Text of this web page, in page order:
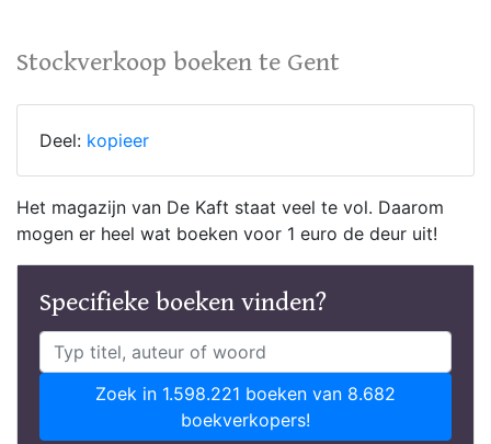
Stockverkoop boeken te Gent
Deel: kopieer
Het magazijn van De Kaft staat veel te vol. Daarom
mogen er heel wat boeken voor 1 euro de deur uit!
Specifieke boeken vinden?
Zoek in 1.598.221 boeken van 8.682
boekverkopers!